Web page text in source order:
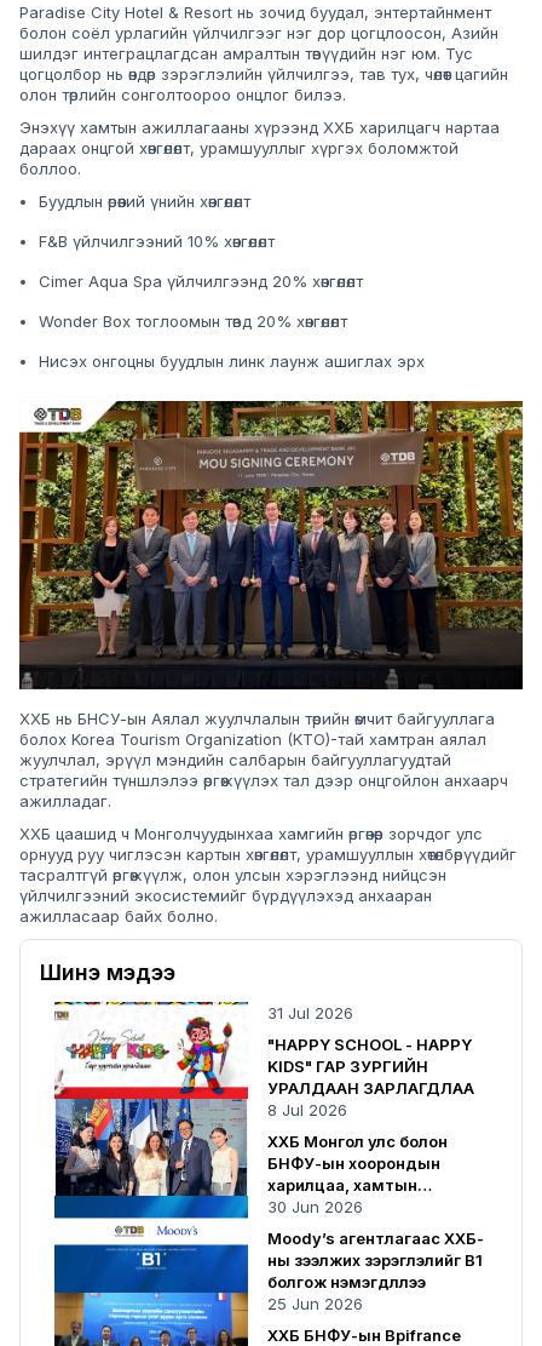
Paradise City Hotel & Resort нь зочид буудал, энтертайнмент
болон соёл урлагийн үйлчилгээг нэг дор цогцлоосон, Азийн
шилдэг интеграцлагдсан амралтын төвүүдийн нэг юм. Тус
цогцолбор нь өндөр зэрэглэлийн үйлчилгээ, тав тух, чөлөөт цагийн
олон төрлийн сонголтоороо онцлог билээ.
Энэхүү хамтын ажиллагааны хүрээнд ХХБ харилцагч нартаа
дараах онцгой хөнгөлөлт, урамшууллыг хүргэх боломжтой
боллоо.
Буудлын өрөөний үнийн хөнгөлөлт
F&B үйлчилгээний 10% хөнгөлөлт
Cimer Aqua Spa үйлчилгээнд 20% хөнгөлөлт
Wonder Box тоглоомын төвд 20% хөнгөлөлт
Нисэх онгоцны буудлын линк лаунж ашиглах эрх
ХХБ нь БНСУ-ын Аялал жуулчлалын төрийн өмчит байгууллага
болох Korea Tourism Organization (KTO)-тай хамтран аялал
жуулчлал, эрүүл мэндийн салбарын байгууллагуудтай
стратегийн түншлэлээ өргөжүүлэх тал дээр онцгойлон анхаарч
ажилладаг.
ХХБ цаашид ч Монголчуудынхаа хамгийн өргөнөөр зорчдог улс
орнууд руу чиглэсэн картын хөнгөлөлт, урамшууллын хөтөлбөрүүдийг
тасралтгүй өргөжүүлж, олон улсын хэрэглээнд нийцсэн
үйлчилгээний экосистемийг бүрдүүлэхэд анхааран
ажилласаар байх болно.
Шинэ мэдээ
31 Jul 2026
"HAPPY SCHOOL - HAPPY
KIDS" ГАР ЗУРГИЙН
УРАЛДААН ЗАРЛАГДЛАА
8 Jul 2026
ХХБ Монгол улс болон
БНФУ-ын хоорондын
харилцаа, хамтын
ажиллагаанд хувь нэмрээ
30 Jun 2026
Moody’s агентлагаас ХХБ-
ны зээлжих зэрэглэлийг B1
болгож нэмэгдүүллээ
25 Jun 2026
ХХБ БНФУ-ын Bpifrance